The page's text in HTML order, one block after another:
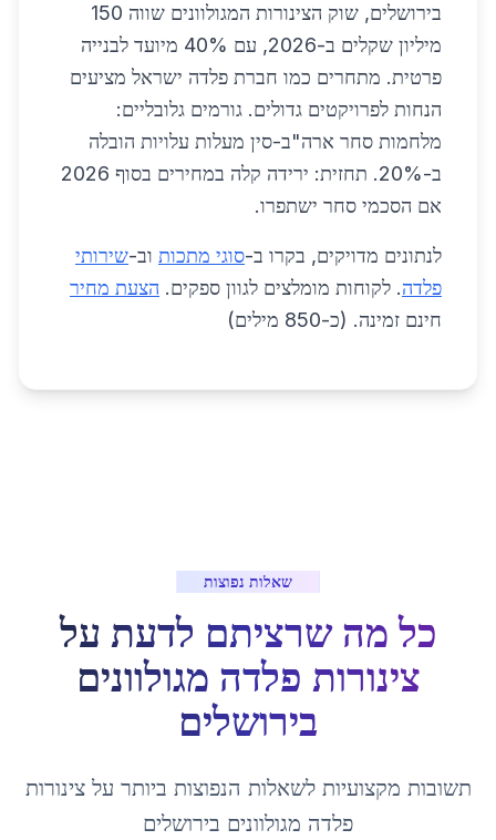
בירושלים, שוק הצינורות המגולוונים שווה 150
מיליון שקלים ב-2026, עם 40% מיועד לבנייה
פרטית. מתחרים כמו חברת פלדה ישראל מציעים
הנחות לפרויקטים גדולים. גורמים גלובליים:
מלחמות סחר ארה"ב-סין מעלות עלויות הובלה
ב-20%. תחזית: ירידה קלה במחירים בסוף 2026
אם הסכמי סחר ישתפרו.
לנתונים מדויקים, בקרו ב-סוגי מתכות וב-שירותי
פלדה. לקוחות מומלצים לגוון ספקים. הצעת מחיר
חינם זמינה. (כ-850 מילים)
שאלות נפוצות
כל מה שרציתם לדעת על
צינורות פלדה מגולוונים
בירושלים
תשובות מקצועיות לשאלות הנפוצות ביותר עלצינורות
פלדה מגולוונים בירושלים